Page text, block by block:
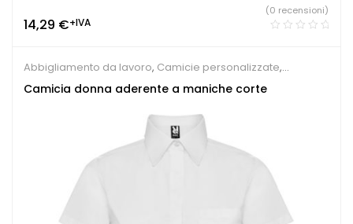
14,29 €+IVA
(0 recensioni)
Abbigliamento da lavoro, Camicie personalizzate,
Ristorante e Pizzeria
Camicia donna aderente a maniche corte